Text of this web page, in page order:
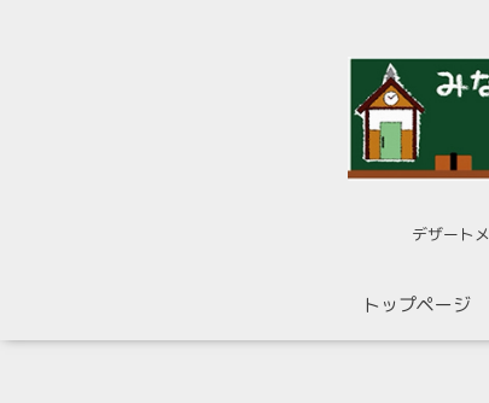
デザート
トップページ